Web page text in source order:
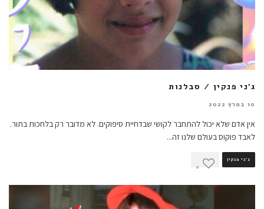
ג'ני פנקין / סבלנות
10 במרץ 2022
אין אדם שלא יכול להתחבר לקושי שבדחיית סיפוקים. לא מדובר רק בלחכות בתור.
לאבד פוקוס בעולם שלנו זה...
ג'ני פנקין
0